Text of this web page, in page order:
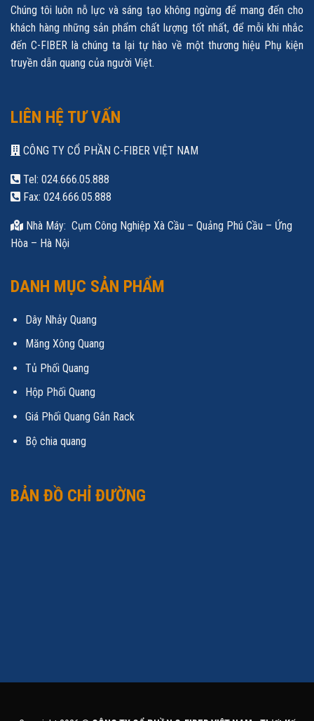
Chúng tôi luôn nỗ lực và sáng tạo không ngừng để mang đến cho
khách hàng những sản phẩm chất lượng tốt nhất, để mỗi khi nhắc
đến C-FIBER là chúng ta lại tự hào về một thương hiệu Phụ kiện
truyền dẫn quang của người Việt.
LIÊN HỆ TƯ VẤN
CÔNG TY CỔ PHẦN C-FIBER VIỆT NAM
Tel: 024.666.05.888
Fax: 024.666.05.888
Nhà Máy: Cụm Công Nghiệp Xà Cầu – Quảng Phú Cầu – Ứng
Hòa – Hà Nội
DANH MỤC SẢN PHẨM
Dây Nhảy Quang
Măng Xông Quang
Tủ Phối Quang
Hộp Phối Quang
Giá Phối Quang Gắn Rack
Bộ chia quang
BẢN ĐỒ CHỈ ĐƯỜNG